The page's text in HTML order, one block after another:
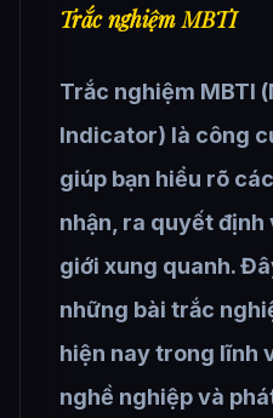
Trắc nghiệm MBTI
Trắc nghiệm MBTI
Indicator) là công
giúp bạn hiểu rõ
nhận, ra quyết
giới xung quanh.
những bài trắc
hiện nay trong lĩnh
nghề nghiệp và